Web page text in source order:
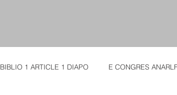
BIBLIO 1 ARTICLE 1 DIAPO E CONGRES